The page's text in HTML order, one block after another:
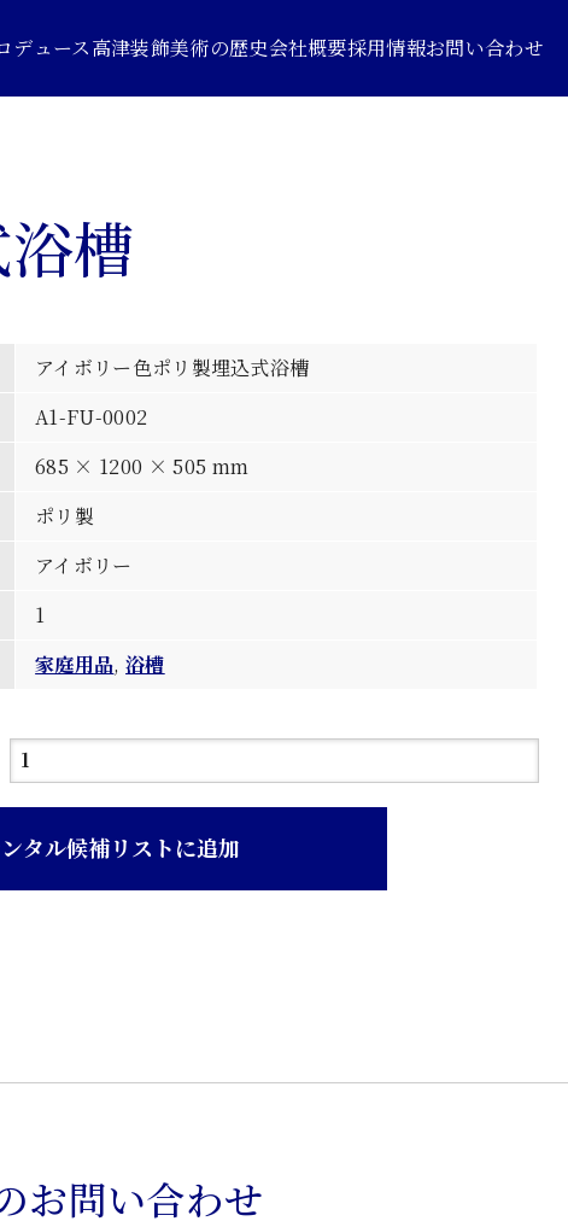
デュース高津装飾美術の歴史会社概要採用情報お問い合わせ
槽
アイボリー色ポリ製埋込式浴槽
A1-FU-0002
685 × 1200 × 505 mm
ポリ製
アイボリー
1
家庭用品,浴槽
ア
式
浴
タル候補リストに追加
お問い合わせ